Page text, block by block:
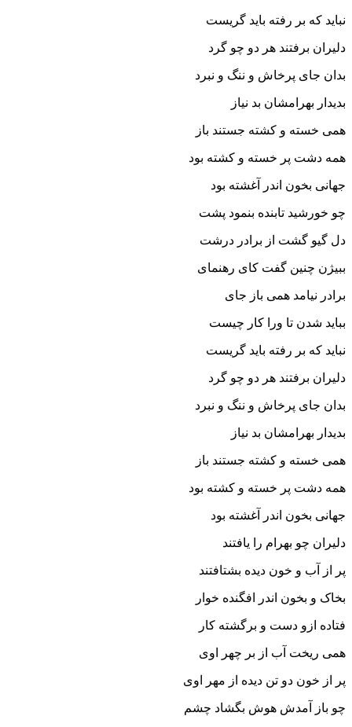
نباید که بر رفته باید گریست‏
دلیران برفتند هر دو چو گرد
بدان جاى پرخاش و ننگ و نبرد
بدیدار بهرامشان بد نیاز
همى خسته و کشته جستند باز
همه دشت پر خسته و کشته بود
جهانى بخون اندر آغشته بود
چو خورشید تابنده بنمود پشت
دل گیو گشت از برادر درشت‏
ببیژن چنین گفت کاى رهنماى
برادر نیامد همى باز جاى‏
بباید شدن تا ورا کار چیست
نباید که بر رفته باید گریست‏
دلیران برفتند هر دو چو گرد
بدان جاى پرخاش و ننگ و نبرد
بدیدار بهرامشان بد نیاز
همى خسته و کشته جستند باز
همه دشت پر خسته و کشته بود
جهانى بخون اندر آغشته بود
دلیران چو بهرام را یافتند
پر از آب و خون دیده بشتافتند
بخاک و بخون اندر افگنده خوار
فتاده ازو دست و برگشته کار
همى ریخت آب از بر چهر اوى
پر از خون دو تن دیده از مهر اوى‏
چو باز آمدش هوش بگشاد چشم